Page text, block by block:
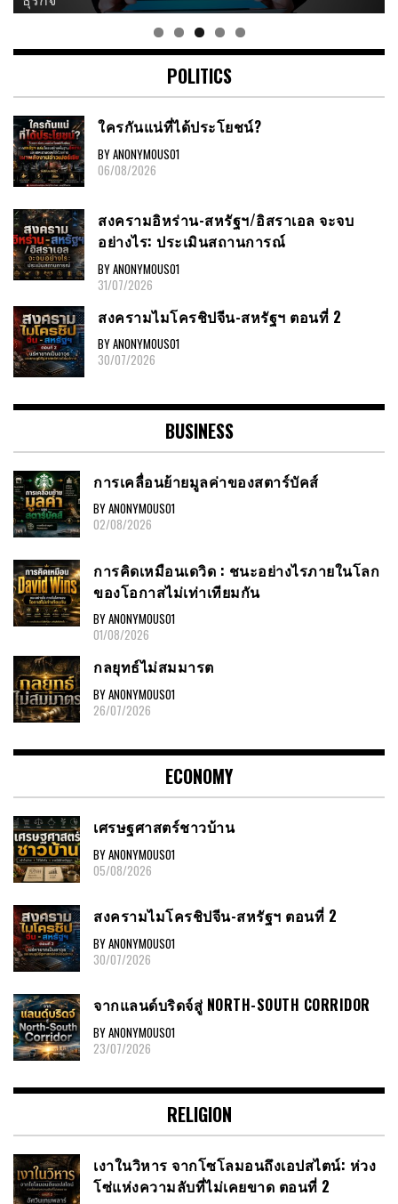
POLITICS
ใครกันแน่ที่ได้ประโยชน์?
BY ANONYMOUS01
06/08/2026
สงครามอิหร่าน-สหรัฐฯ/อิสราเอล จะจบ
อย่างไร: ประเมินสถานการณ์
BY ANONYMOUS01
31/07/2026
สงครามไมโครชิปจีน-สหรัฐฯ ตอนที่ 2
BY ANONYMOUS01
30/07/2026
BUSINESS
การเคลื่อนย้ายมูลค่าของสตาร์บัคส์
BY ANONYMOUS01
02/08/2026
การคิดเหมือนเดวิด : ชนะอย่างไรภายในโลก
ของโอกาสไม่เท่าเทียมกัน
BY ANONYMOUS01
01/08/2026
กลยุทธ์ไม่สมมารต
BY ANONYMOUS01
26/07/2026
ECONOMY
เศรษฐศาสตร์ชาวบ้าน
BY ANONYMOUS01
05/08/2026
สงครามไมโครชิปจีน-สหรัฐฯ ตอนที่ 2
BY ANONYMOUS01
30/07/2026
จากแลนด์บริดจ์สู่ NORTH-SOUTH CORRIDOR
BY ANONYMOUS01
23/07/2026
RELIGION
เงาในวิหาร จากโซโลมอนถึงเอปสไตน์: ห่วง
โซ่แห่งความลับที่ไม่เคยขาด ตอนที่ 2